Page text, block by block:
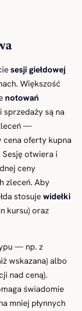
sesji giełdowej
Większość
notowań
są na
—
oferty kupna
otwiera i
ceny
zleceń. Aby
stosujewidełki
kursu) oraz
— np. z
wskazana) albo
nad ceną).
świadomie
mniej płynnych